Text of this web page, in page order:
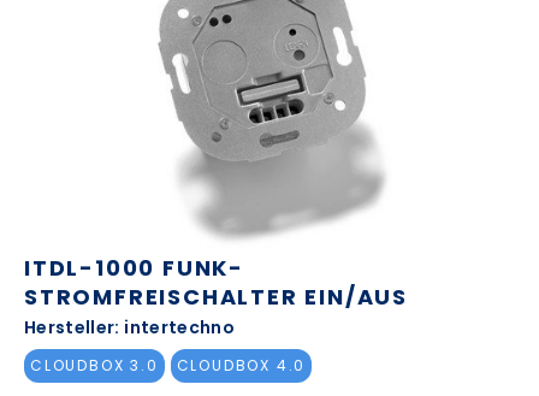
ITDL-1000 FUNK-
STROMFREISCHALTER EIN/AUS
Hersteller: intertechno
CLOUDBOX 3.0 CLOUDBOX 4.0